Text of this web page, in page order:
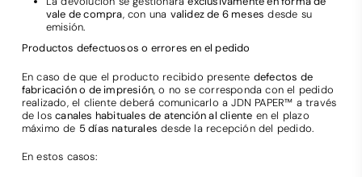
vale de compra, con una validez de 6 meses desde su
emisión.
Productos defectuosos o errores en el pedido
En caso de que el producto recibido presente defectos de
fabricación o de impresión, o no se corresponda con el pedido
realizado, el cliente deberá comunicarlo a JDN PAPER™ a través
de loscanales habituales de atención al cliente en el plazo
máximo de 5 días naturales desde la recepción del pedido.
En estos casos: